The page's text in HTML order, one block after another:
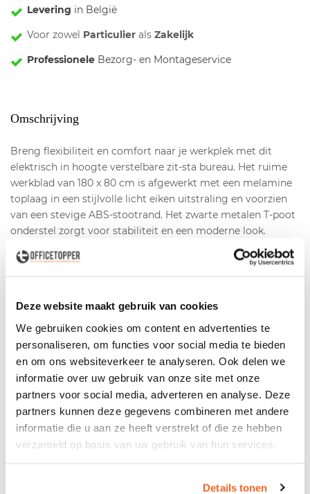
Deze website maakt gebruik van cookies
We gebruiken cookies om content en advertenties te
personaliseren, om functies voor social media te bieden
en om ons websiteverkeer te analyseren. Ook delen we
informatie over uw gebruik van onze site met onze
partners voor social media, adverteren en analyse. Deze
partners kunnen deze gegevens combineren met andere
informatie die u aan ze heeft verstrekt of die ze hebben
verzameld op basis van uw gebruik van hun services.
Details tonen
Levering in België
Voor zowel Particulier als Zakelijk
Professionele Bezorg- en Montageservice
Omschrijving
Breng flexibiliteit en comfort naar je werkplek met dit
elektrisch in hoogte verstelbare zit-sta bureau. Het ruime
werkblad van 180 x 80 cm is afgewerkt met een melamine
toplaag in een stijlvolle licht eiken uitstraling en voorzien
van een stevige ABS-stootrand. Het zwarte metalen T-poot
onderstel zorgt voor stabiliteit en een moderne look.
Dit tweedehands bureau verkeert in goede staat en is een
duurzame én voordelige keuze voor iedere professionele
Productspecificaties
Afwerking blad
Melamine blad met licht eiken
uitstraling
Bladrand Voorzien van ABS-stootrand
Onderstel
Metalen T-poot onderstel, zwart
gepoedercoat